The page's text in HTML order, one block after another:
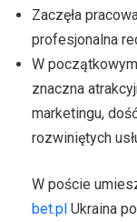
Zaczęła
profesjonalna
W
znaczna
marketingu,
rozwiniętych
W poście
bet.pl Ukraina